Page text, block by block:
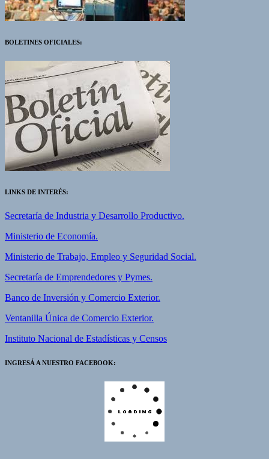
BOLETINES OFICIALES:
LINKS DE INTERÉS:
Secretaría de Industria y Desarrollo Productivo.
Ministerio de Economía.
Ministerio de Trabajo, Empleo y Seguridad Social.
Secretaría de Emprendedores y Pymes.
Banco de Inversión y Comercio Exterior.
Ventanilla Única de Comercio Exterior.
Instituto Nacional de Estadísticas y Censos
INGRESÁ A NUESTRO FACEBOOK: